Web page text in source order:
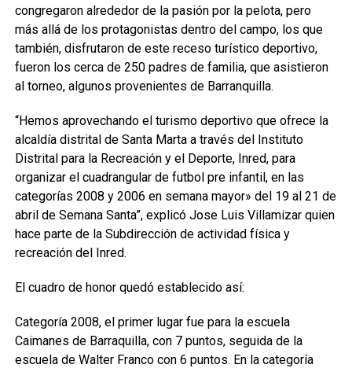
congregaron alrededor de la pasión por la pelota, pero
más allá de los protagonistas dentro del campo, los que
también, disfrutaron de este receso turístico deportivo,
fueron los cerca de 250 padres de familia, que asistieron
al torneo, algunos provenientes de Barranquilla.
“Hemos aprovechando el turismo deportivo que ofrece la
alcaldía distrital de Santa Marta a través del Instituto
Distrital para la Recreación y el Deporte, Inred, para
organizar el cuadrangular de futbol pre infantil, en las
categorías 2008 y 2006 en semana mayor» del 19 al 21 de
abril de Semana Santa”, explicó Jose Luis Villamizar quien
hace parte de la Subdirección de actividad física y
recreación del Inred.
El cuadro de honor quedó establecido así:
Categoría 2008, el primer lugar fue para la escuela
Caimanes de Barraquilla, con 7 puntos, seguida de la
escuela de Walter Franco con 6 puntos. En la categoría